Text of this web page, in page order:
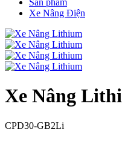
Sản phẩm
Xe Nâng Điện
Xe Nâng
CPD30-GB2Li